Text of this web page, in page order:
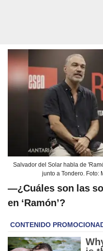
Salvador del Solar habla de
junto a Tondero. Foto:
—¿Cuáles son las
en ‘Ramón’?